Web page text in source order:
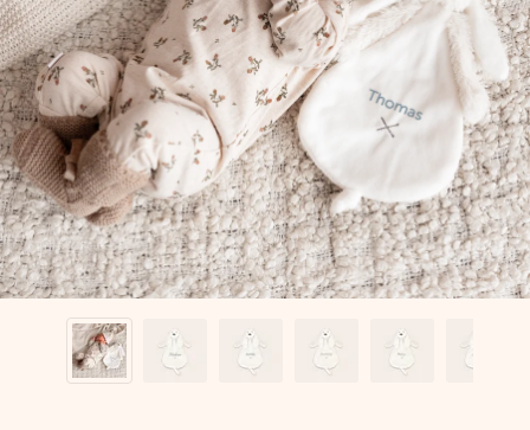
Ilmainen tervehdyskortti
Tilaa tänään – personoitu lahja valmistuu ja lähtee matkaan
nopeammin kuin ehdit sanoa “yllätys!”